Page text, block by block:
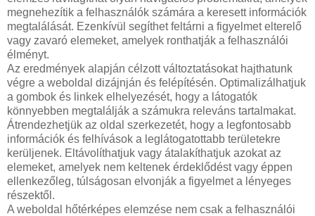
megnehezítik a felhasználók számára a keresett információk
megtalálását. Ezenkívül segíthet feltárni a figyelmet elterelő
vagy zavaró elemeket, amelyek ronthatják a felhasználói
élményt.
Az eredmények alapján célzott változtatásokat hajthatunk
végre a weboldal dizájnján és felépítésén. Optimalizálhatjuk
a gombok és linkek elhelyezését, hogy a látogatók
könnyebben megtalálják a számukra releváns tartalmakat.
Átrendezhetjük az oldal szerkezetét, hogy a legfontosabb
információk és felhívások a leglátogatottabb területekre
kerüljenek. Eltávolíthatjuk vagy átalakíthatjuk azokat az
elemeket, amelyek nem keltenek érdeklődést vagy éppen
ellenkezőleg, túlságosan elvonják a figyelmet a lényeges
részektől.
A weboldal hőtérképes elemzése nem csak a felhasználói